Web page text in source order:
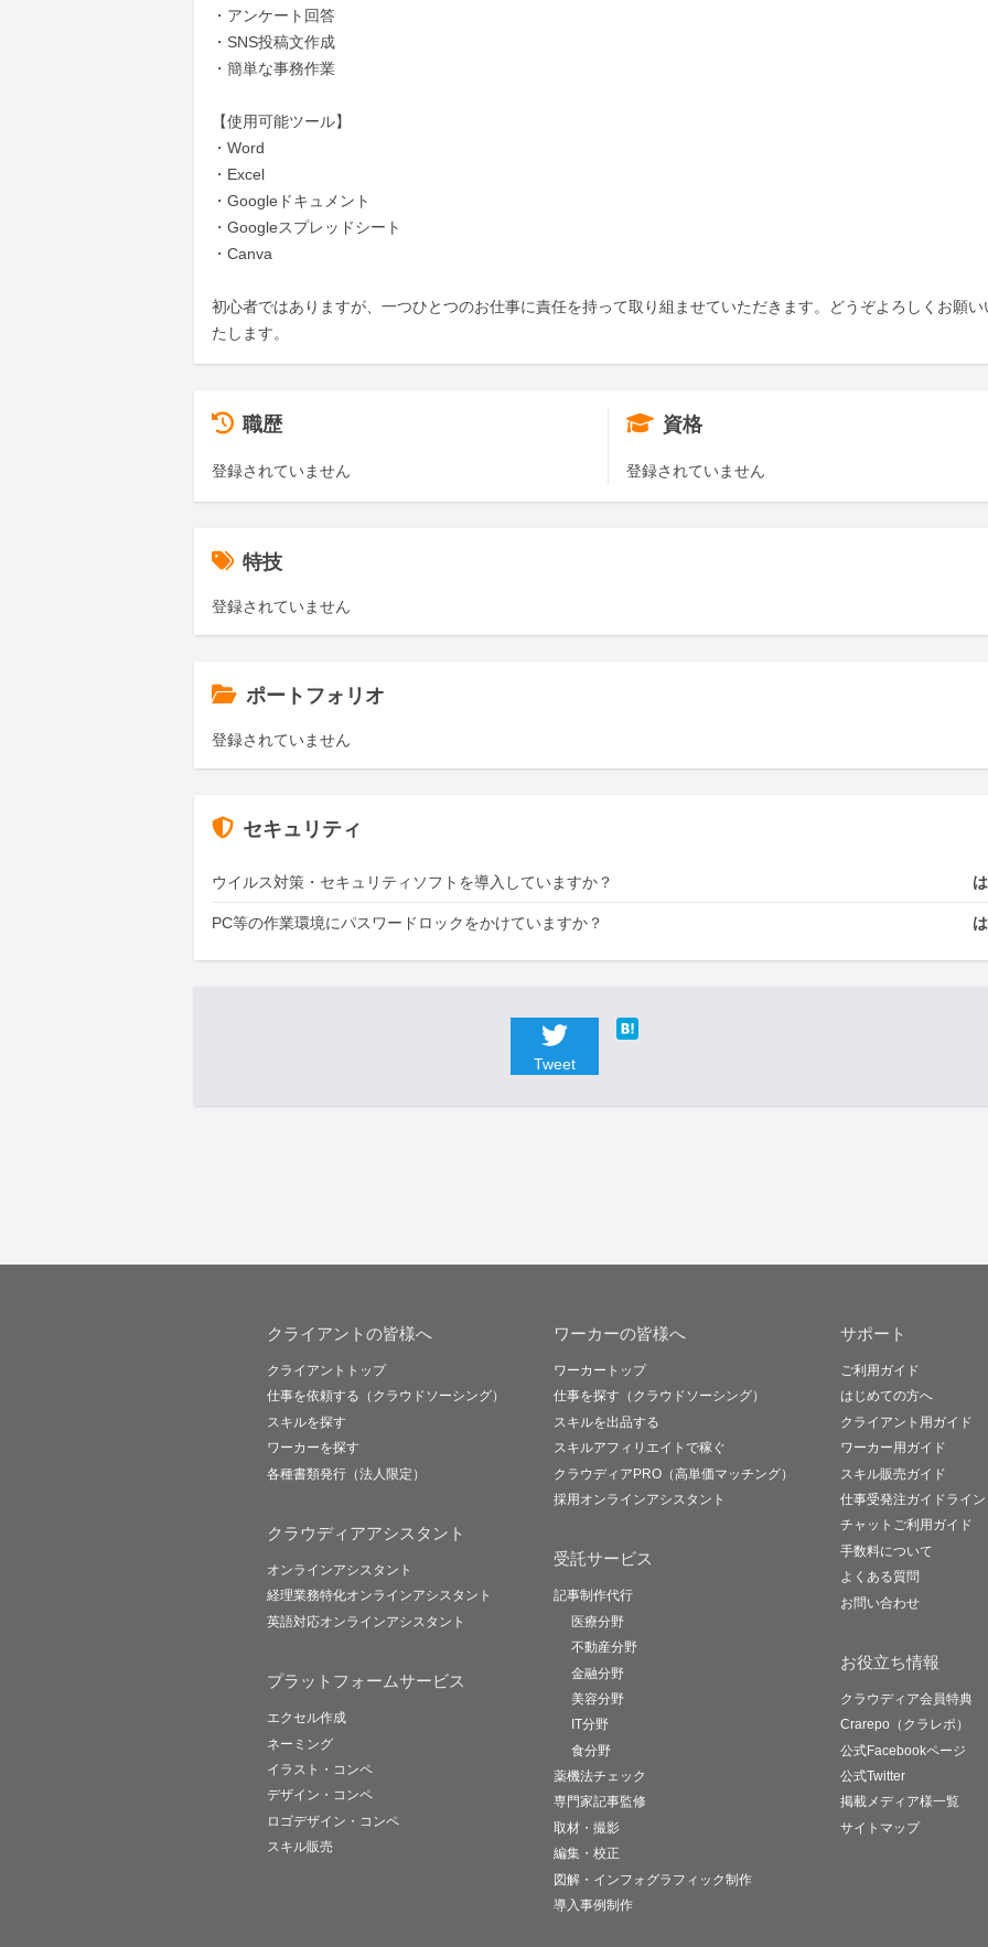
・アンケート回答
・SNS投稿文作成
・簡単な事務作業
【使用可能ツール】
・Word
・Excel
・Googleドキュメント
・Googleスプレッドシート
・Canva
初心者ではありますが、一つひとつのお仕事に責任を持って取り組ませていただきます。どうぞよろしくお願い
たします。
職歴
登録されていません
資格
登録されていません
特技
登録されていません
ポートフォリオ
登録されていません
セキュリティ
ウイルス対策・セキュリティソフトを導入していますか？
PC等の作業環境にパスワードロックをかけていますか？
Tweet
クライアントの皆様へ
クライアントトップ
仕事を依頼する（クラウドソーシング）
スキルを探す
ワーカーを探す
各種書類発行（法人限定）
クラウディアアシスタント
オンラインアシスタント
経理業務特化オンラインアシスタント
英語対応オンラインアシスタント
プラットフォームサービス
エクセル作成
ネーミング
イラスト・コンペ
デザイン・コンペ
ロゴデザイン・コンペ
スキル販売
ワーカーの皆様へ
ワーカートップ
仕事を探す（クラウドソーシング）
スキルを出品する
スキルアフィリエイトで稼ぐ
クラウディアPRO（高単価マッチング）
採用オンラインアシスタント
受託サービス
記事制作代行
医療分野
不動産分野
金融分野
美容分野
IT分野
食分野
薬機法チェック
専門家記事監修
取材・撮影
編集・校正
図解・インフォグラフィック制作
導入事例制作
サポート
ご利用ガイド
はじめての方へ
クライアント用ガイド
ワーカー用ガイド
スキル販売ガイド
仕事受発注ガイドライン
チャットご利用ガイド
手数料について
よくある質問
お問い合わせ
お役立ち情報
クラウディア会員特典
Crarepo（クラレポ）
公式Facebookページ
公式Twitter
掲載メディア様一覧
サイトマップ